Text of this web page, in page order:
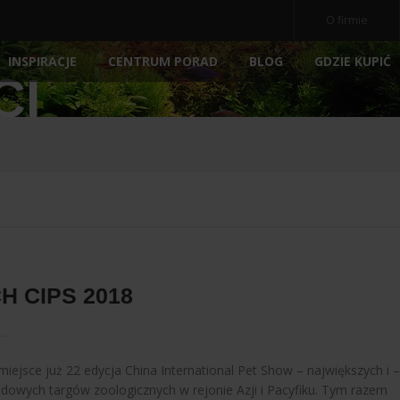
O firmie
AKWARIA
DEKORACJE AKWARIOWE
AKCESORIA
INSPIRACJE CENTRUM PORAD BLOG GDZIE KUPIĆ
CIPS 2018
już 22 edycja China International Pet Show – największych i –
targów zoologicznych w rejonie Azji i Pacyfiku. Tym razem